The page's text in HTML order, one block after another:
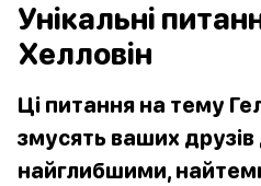
Унікальні
Хелловін
Ці питання на тему
змусять ваших друзів
найглибшими,